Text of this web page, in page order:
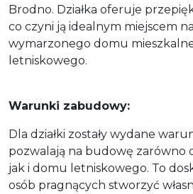
Brodno. Działka oferuje
co czyni ją idealnym miejscem
wymarzonego domu
letniskowego.
Warunki zabudowy:
Dla działki zostały wydane
pozwalają na budowę zarówno
jak i domu letniskowego. To
osób pragnących stworzyć